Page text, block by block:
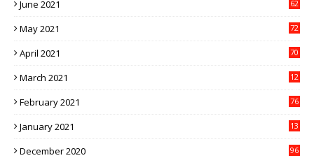
June 2021 62
May 2021 72
April 2021 70
March 2021
12
February 2021 76
January 2021
13
December 2020 96